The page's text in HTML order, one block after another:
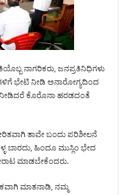
ನಾಗರಿಕರು, ಜನಪ್ರತಿನಿಧಿಗಳು
ಭೇಟಿ ನೀಡಿ ಅನಾರೋಗ್ಯದಿಂದ
ನೀಡಿದರೆ ಕೊರೊನಾ ಹರಡದಂತೆ
ತಾವೇ ಬಂದು ಪರಿಶೀಲನೆ
ಬಾರದು, ಹಿಂದೂ ಮುಸ್ಲಿಂ ಭೇದ
ಮಾಡಬೇಕೆಂದರು.
ಮಾತನಾಡಿ, ನಮ್ಮ